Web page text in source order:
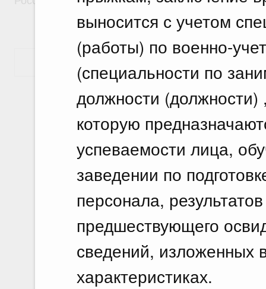
выносится с учетом
(работы) по военно-
(специальности по
должности
которую
успеваемости лица,
заведении по
персонала,
предшествующего
сведений, изложенных
характеристиках.